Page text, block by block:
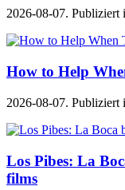
2026-08-07. Publiziert
How to Help
2026-08-07. Publiziert
Los Pibes: La
films